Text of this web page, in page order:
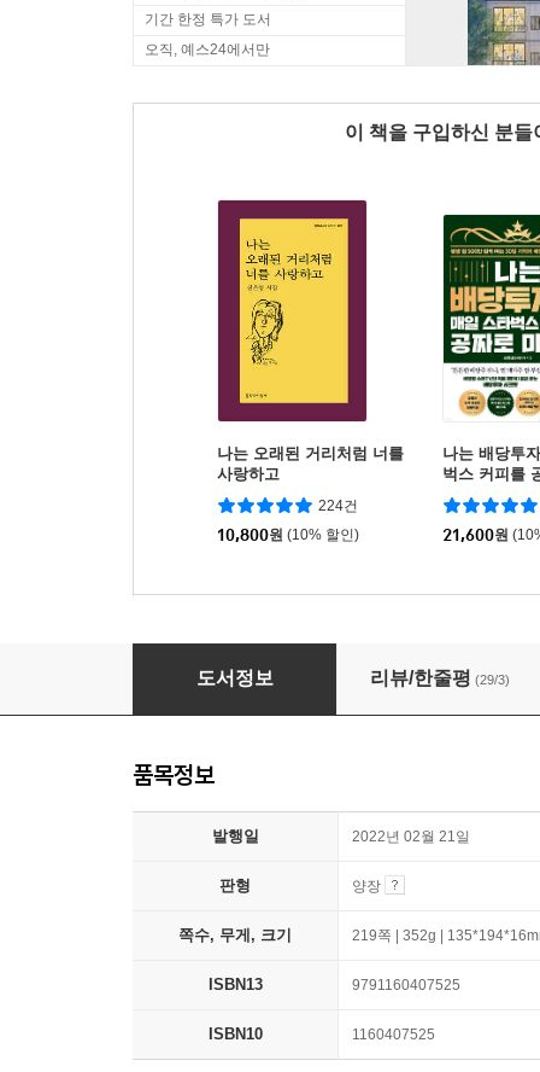
기간 한정 특가 도서
오직, 예스24에서만
이 책을 구입하신 분
나는 오래된 거리처럼 너를
사랑하고
224건
10,800원 (10% 할인)
나는 배당투
벅스 커피를
21,600원
이어달리기
도서정보 리뷰/한줄평 (29/3)
품목정보
발행일 2022년 02월 21일
판형 양장
쪽수, 무게, 크기 219쪽 | 352g |
ISBN13 9791160407525
ISBN10 1160407525